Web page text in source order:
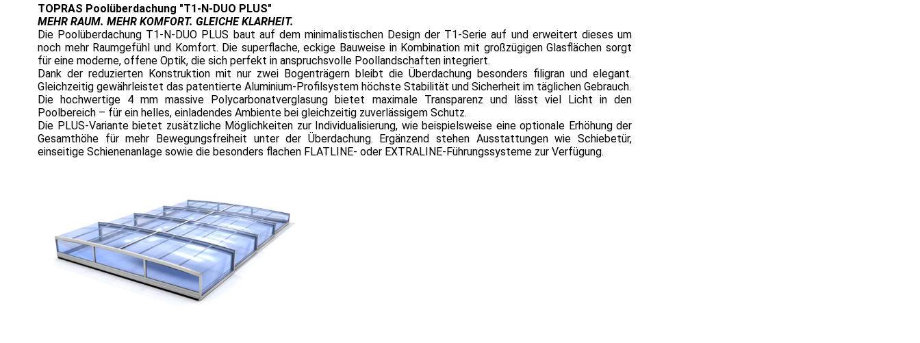
TOPRAS Poolüberdachung "T1-N-DUO PLUS"
MEHR RAUM. MEHR KOMFORT. GLEICHE KLARHEIT.
Die Poolüberdachung T1-N-DUO PLUS baut auf dem minimalistischen Design der T1-Serie auf und erweitert dieses um
noch mehr Raumgefühl und Komfort. Die superflache, eckige Bauweise in Kombination mit großzügigen Glasflächen sorgt
für eine moderne, offene Optik, die sich perfekt in anspruchsvolle Poollandschaften integriert.
Dank der reduzierten Konstruktion mit nur zwei Bogenträgern bleibt die Überdachung besonders filigran und elegant.
Gleichzeitig gewährleistet das patentierte Aluminium-Profilsystem höchste Stabilität und Sicherheit im täglichen Gebrauch.
Die hochwertige 4 mm massive Polycarbonatverglasung bietet maximale Transparenz und lässt viel Licht in den
Poolbereich – für ein helles, einladendes Ambiente bei gleichzeitig zuverlässigem Schutz.
Die PLUS-Variante bietet zusätzliche Möglichkeiten zur Individualisierung, wie beispielsweise eine optionale Erhöhung der
Gesamthöhe für mehr Bewegungsfreiheit unter der Überdachung. Ergänzend stehen Ausstattungen wie Schiebetür,
einseitige Schienenanlage sowie die besonders flachen FLATLINE- oder EXTRALINE-Führungssysteme zur Verfügung.